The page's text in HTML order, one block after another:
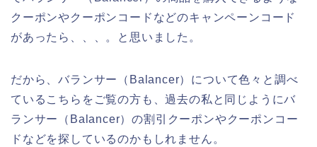
クーポンやクーポンコードなどのキャンペーンコード
があったら、、、。と思いました。
だから、バランサー（Balancer）について色々と調べ
ているこちらをご覧の方も、過去の私と同じようにバ
ランサー（Balancer）の割引クーポンやクーポンコー
ドなどを探しているのかもしれません。